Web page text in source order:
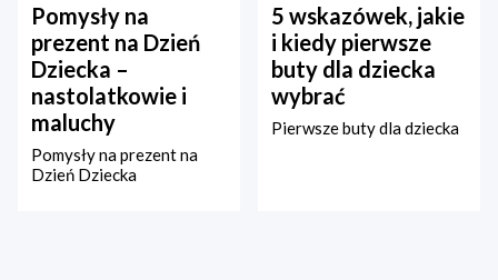
Pomysły na
prezent na Dzień
Dziecka –
nastolatkowie i
maluchy
Pomysły na prezent na
Dzień Dziecka
5 wskazówek, jakie
i kiedy pierwsze
buty dla dziecka
wybrać
Pierwsze buty dla dziecka